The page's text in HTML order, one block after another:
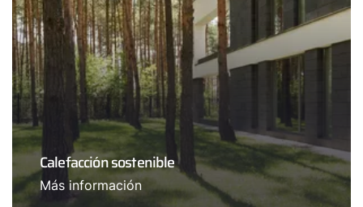
Calefacción sostenible
Más información